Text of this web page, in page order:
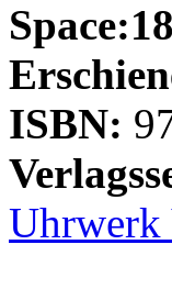
ISBN:
Uhrwerk